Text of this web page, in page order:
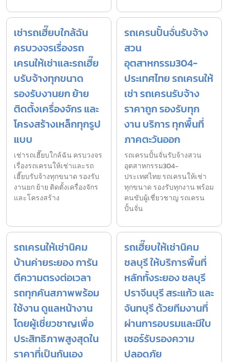
เช่ารถเฮี๊ยบใกล้ฉัน
ครบวงจรเรื่องรถ
เครนให้เช่าและรถเฮี๊ย
บรับจ้างทุกขนาด
รองรับงานยก ย้าย
ติดตั้งเครื่องจักร และ
โครงสร้างเหล็กทุกรูป
แบบ
เช่ารถเฮี๊ยบใกล้ฉัน ครบวงจร
เรื่องรถเครนให้เช่าและรถ
เฮี๊ยบรับจ้างทุกขนาด รองรับ
งานยก ย้าย ติดตั้งเครื่องจักร
และโครงสร้าง
รถเครนปั้นจั่นรับจ้าง
สวน
อุตสาหกรรม304-
ประเทศไทย รถเครนให้
เช่า รถเครนรับจ้าง
ราคาถูก รองรับทุก
งาน บริการ ทุกพื้นที่
ภาคตะวันออก
รถเครนปั้นจั่นรับจ้างสวน
อุตสาหกรรม304-
ประเทศไทย รถเครนให้เช่า
ทุกขนาด รองรับทุกงาน พร้อม
คนขับผู้เชี่ยวชาญ รถเครน
ปั้นจั่น
รถเครนให้เช่านิคม
บ้านค่ายระยอง การัน
ตีความตรงต่อเวลา
รถทุกคันสภาพพร้อม
ใช้งาน ดูแลหน้างาน
โดยผู้เชี่ยวชาญเพื่อ
ประสิทธิภาพสูงสุดใน
ราคาที่เป็นกันเอง
รถเฮี๊ยบให้เช่านิคม
ชลบุรี ให้บริการพื้นที่
หลักทั้งระยอง ชลบุรี
ปราจีนบุรี สระแก้ว และ
จันทบุรี ด้วยทีมงานที่
ผ่านการอบรมและมีใบ
เซอร์รับรองความ
ปลอดภัย